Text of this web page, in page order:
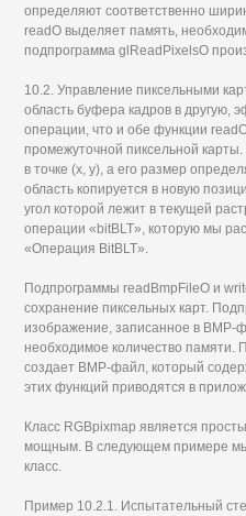
определяют соответственно
readO выделяет память,
подпрограмма glReadPixelsO
10.2. Управление пиксельными
область буфера кадров в другую,
операции, что и обе функции
промежуточной пиксельной
в точке (х, у), а его размер
область копируется в новую
угол которой лежит в текущей
операции «bitBLT», которую мы
«Операция BitBLT».
Подпрограммы readBmpFileO и
сохранение пиксельных карт.
изображение, записанное в BMP-
необходимое количество памяти.
создает BMP-файл, который
этих функций приводятся в
Класс RGBpixmap является
мощным. В следующем примере мы
класс.
Пример 10.2.1. Испытательный